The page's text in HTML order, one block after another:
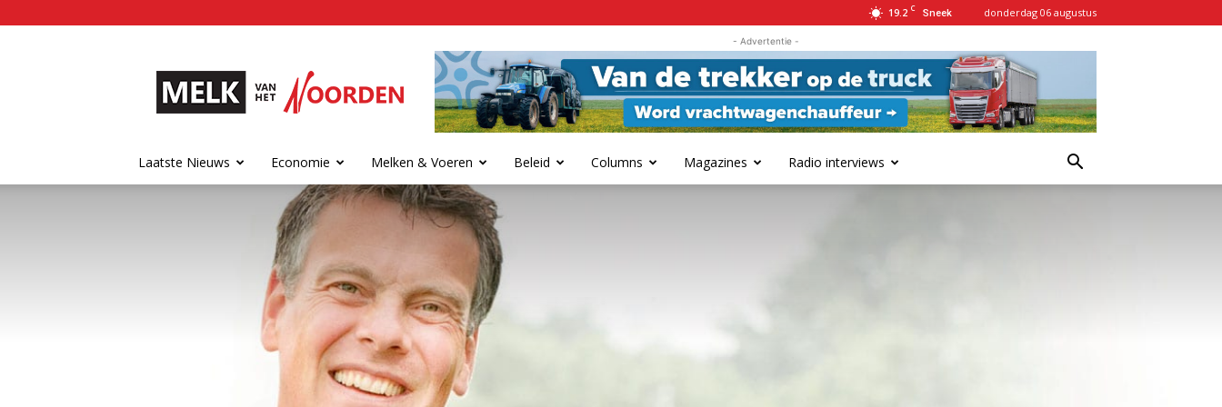
19.2 C Sneek donderdag 06 augustus
van
het
Noorden
- Advertentie -
Laatste Nieuws Economie Melken & Voeren Beleid Columns Magazines Radio interviews